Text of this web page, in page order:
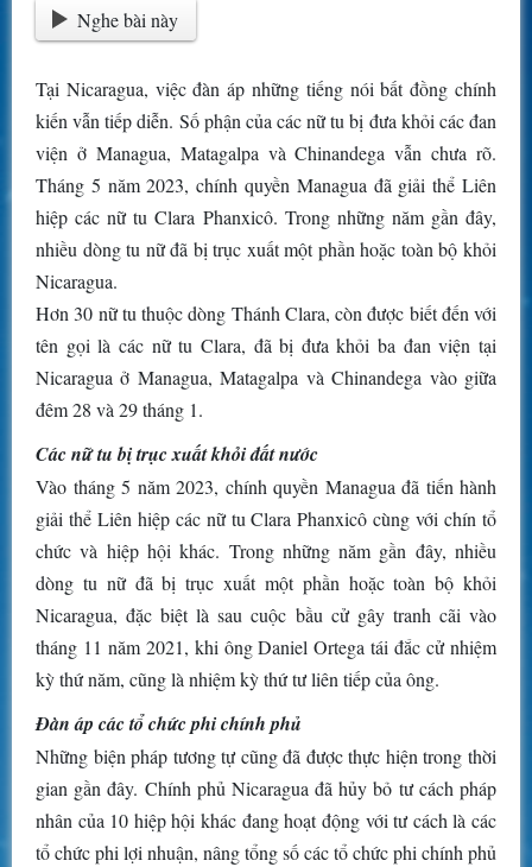
Nghe bài này
Tại Nicaragua, việc đàn áp những tiếng nói bất đồng chính
kiến vẫn tiếp diễn. Số phận của các nữ tu bị đưa khỏi các đan
viện ở Managua, Matagalpa và Chinandega vẫn chưa rõ.
Tháng 5 năm 2023, chính quyền Managua đã giải thể Liên
hiệp các nữ tu Clara Phanxicô. Trong những năm gần đây,
nhiều dòng tu nữ đã bị trục xuất một phần hoặc toàn bộ khỏi
Nicaragua.
Hơn 30 nữ tu thuộc dòng Thánh Clara, còn được biết đến với
tên gọi là các nữ tu Clara, đã bị đưa khỏi ba đan viện tại
Nicaragua ở Managua, Matagalpa và Chinandega vào giữa
đêm 28 và 29 tháng 1.
Các nữ tu bị trục xuất khỏi đất nước
Vào tháng 5 năm 2023, chính quyền Managua đã tiến hành
giải thể Liên hiệp các nữ tu Clara Phanxicô cùng với chín tổ
chức và hiệp hội khác. Trong những năm gần đây, nhiều
dòng tu nữ đã bị trục xuất một phần hoặc toàn bộ khỏi
Nicaragua, đặc biệt là sau cuộc bầu cử gây tranh cãi vào
tháng 11 năm 2021, khi ông Daniel Ortega tái đắc cử nhiệm
kỳ thứ năm, cũng là nhiệm kỳ thứ tư liên tiếp của ông.
Đàn áp các tổ chức phi chính phủ
Những biện pháp tương tự cũng đã được thực hiện trong thời
gian gần đây. Chính phủ Nicaragua đã hủy bỏ tư cách pháp
nhân của 10 hiệp hội khác đang hoạt động với tư cách là các
tổ chức phi lợi nhuận, nâng tổng số các tổ chức phi chính phủ